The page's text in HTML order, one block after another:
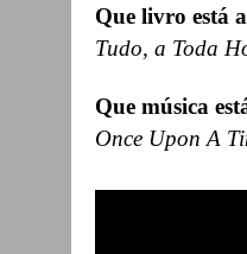
Que livro está
Tudo, a Toda
Que música
Once Upon A